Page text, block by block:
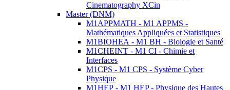
Cinematography XCin
Master (DNM)
M1APPMATH - M1 APPMS -
Mathématiques Appliquées et Statistiques
M1BIOHEA - M1 BH - Biologie et Santé
M1CHEINT - M1 CI - Chimie et
Interfaces
M1CPS - M1 CPS - Système Cyber
Physique
M1HEP - M1 HEP - Physique des Hautes